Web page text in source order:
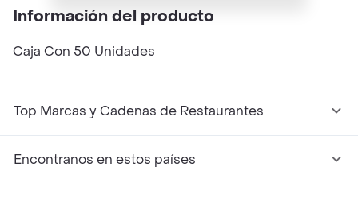
Información del producto
Caja Con 50 Unidades
Top Marcas y Cadenas de Restaurantes
Encontranos en estos países